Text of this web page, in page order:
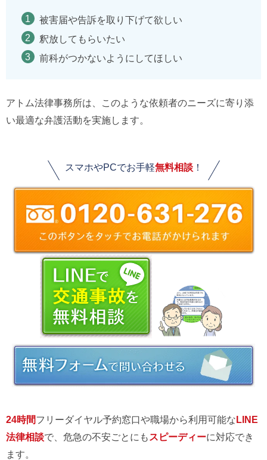
被害届や告訴を取り下げて欲しい
釈放してもらいたい
前科がつかないようにしてほしい
アトム法律事務所は、このような依頼者のニーズに寄り添
い最適な弁護活動を実施します。
スマホやPCでお手軽無料相談！
24時間フリーダイヤル予約窓口や職場から利用可能なLINE
法律相談で、危急の不安ごとにも スピーディーに対応でき
ます。